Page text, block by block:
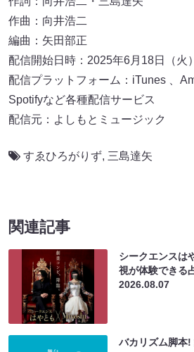
作曲：向井浩二
編曲：矢田部正
配信開始日時：2025年6月18日（火
配信プラットフォーム：iTunes 、
Spotifyなど各種配信サービス
配信元：よしもとミュージック
すゑひろがりず, 三島達矢
関連記事
シークエンスは
視が体験できる
2026.08.07
バカリズム脚本!